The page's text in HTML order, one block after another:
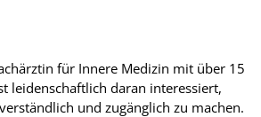
für Innere Medizin mit über 15
leidenschaftlich daran interessiert,
und zugänglich zu machen.